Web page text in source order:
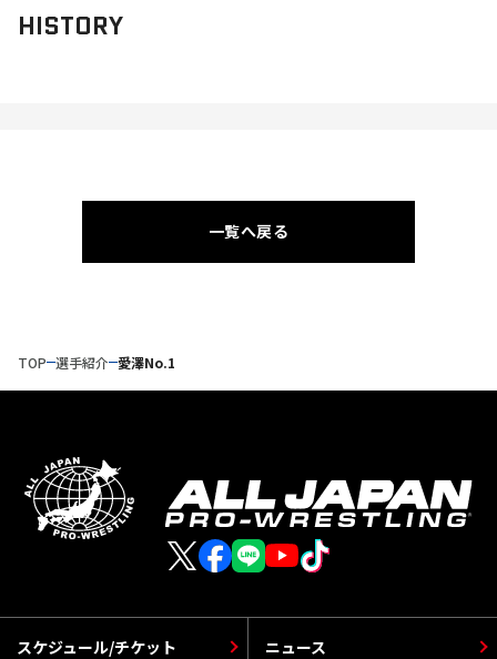
HISTORY
一覧へ戻る
TOP 選手紹介 愛澤No.1
スケジュール/チケット ニュース